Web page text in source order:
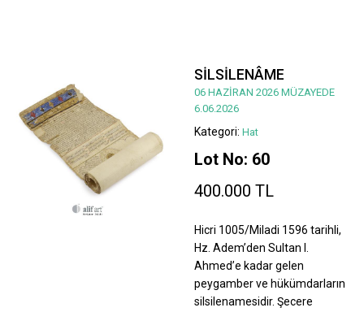
SİLSİLENÂME
06 HAZİRAN 2026 MÜZAYEDE
6.06.2026
Kategori: Hat
Lot No: 60
400.000 TL
Hicri 1005/Miladi 1596 tarihli,
Hz. Adem’den Sultan I.
Ahmed’e kadar gelen
peygamber ve hükümdarların
silsilenamesidir. Şecere